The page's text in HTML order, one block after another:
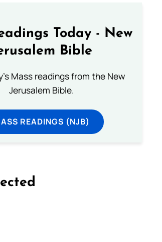
Today - New
Bible
Mass readings from the New
Jerusalem Bible.
READINGS (NJB)